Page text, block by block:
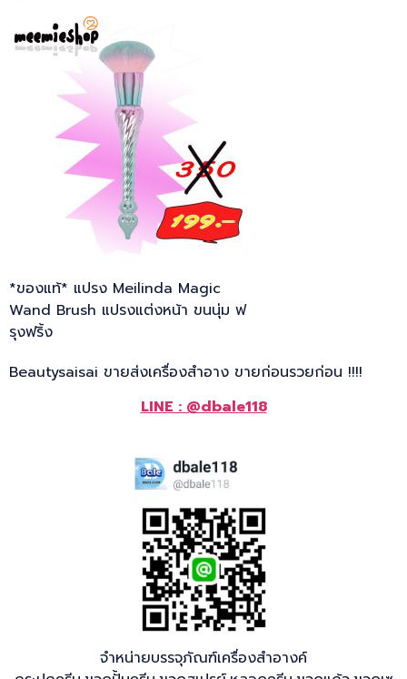
*ของแท้* แปรง Meilinda Magic
Wand Brush แปรงแต่งหน้า ขนนุ่ม ฟ
รุงฟริ้ง
Beautysaisai ขายส่งเครื่องสำอาง ขายก่อนรวยก่อน !!!!
LINE : @dbale118
จำหน่ายบรรจุภัณฑ์เครื่องสำอางค์